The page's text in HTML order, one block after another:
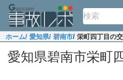
ホーム/ 愛知県/ 碧南市/ 栄町四丁目の
愛知県碧南市栄町